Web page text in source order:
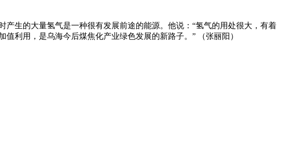
生的大量氢气是一种很有发展前途的能源。他说：“氢气的用处很大，有着
利用，是乌海今后煤焦化产业绿色发展的新路子。” （张丽阳）